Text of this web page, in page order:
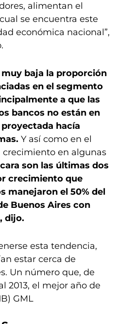
alimentan el
se encuentra este
económica nacional”,
muy baja la proporción
en el segmento
a que las
bancos no están en
hacía
Y así como en el
crecimiento en algunas
son las últimas dos
crecimiento que
manejaron el 50% del
Buenos Aires con
dijo.
esta tendencia,
estar cerca de
Un número que, de
2013, el mejor año de
GML